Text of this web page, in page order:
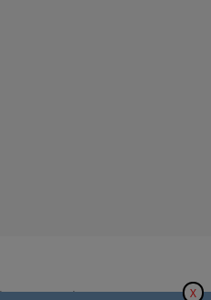
Disclaimer|Voorwaarden X